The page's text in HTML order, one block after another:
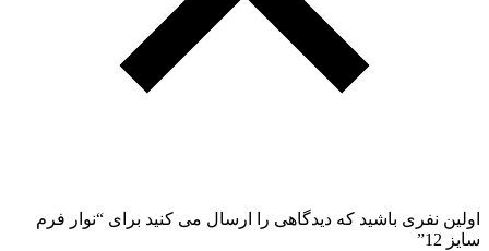
اولین نفری باشید که دیدگاهی را ارسال می کنید برای “نوار فرم
سایز 12”